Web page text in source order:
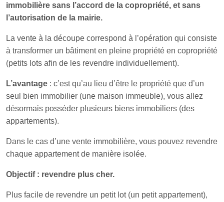
immobilière sans l’accord de la copropriété, et sans
l’autorisation de la mairie.
La vente à la découpe correspond à l’opération qui consiste
à transformer un bâtiment en pleine propriété en copropriété
(petits lots afin de les revendre individuellement).
L’avantage : c’est qu’au lieu d’être le propriété que d’un
seul bien immobilier (une maison immeuble), vous allez
désormais posséder plusieurs biens immobiliers (des
appartements).
Dans le cas d’une vente immobilière, vous pouvez revendre
chaque appartement de manière isolée.
Objectif : revendre plus cher.
Plus facile de revendre un petit lot (un petit appartement),